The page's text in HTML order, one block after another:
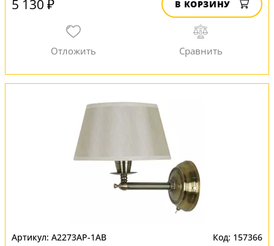
5 130 ₽ В КОРЗИНУ
A2273AP-1AB 157366